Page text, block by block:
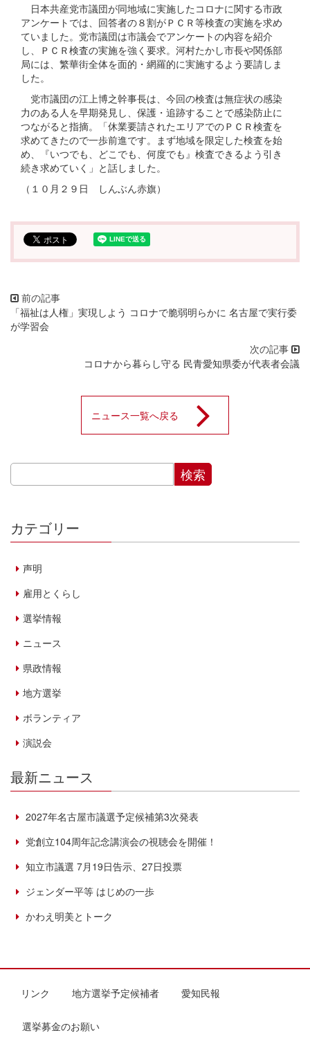
日本共産党市議団が同地域に実施したコロナに関する市政
アンケートでは、回答者の８割がＰＣＲ等検査の実施を求め
ていました。党市議団は市議会でアンケートの内容を紹介
し、ＰＣＲ検査の実施を強く要求。河村たかし市長や関係部
局には、繁華街全体を面的・網羅的に実施するよう要請しま
した。
党市議団の江上博之幹事長は、今回の検査は無症状の感染
力のある人を早期発見し、保護・追跡することで感染防止に
つながると指摘。「休業要請されたエリアでのＰＣＲ検査を
求めてきたので一歩前進です。まず地域を限定した検査を始
め、『いつでも、どこでも、何度でも』検査できるよう引き
続き求めていく」と話しました。
（１０月２９日 しんぶん赤旗）
「福祉は人権」実現しよう コロナで脆弱明らかに 名古屋で実行委
が学習会
コロナから暮らし守る 民青愛知県委が代表者会議
ニュース一覧へ戻る
カテゴリー
声明
雇用とくらし
選挙情報
ニュース
県政情報
地方選挙
ボランティア
演説会
最新ニュース
2027年名古屋市議選予定候補第3次発表
党創立104周年記念講演会の視聴会を開催！
知立市議選 7月19日告示、27日投票
ジェンダー平等 はじめの一歩
かわえ明美とトーク
リンク 地方選挙予定候補者 愛知民報
選挙募金のお願い